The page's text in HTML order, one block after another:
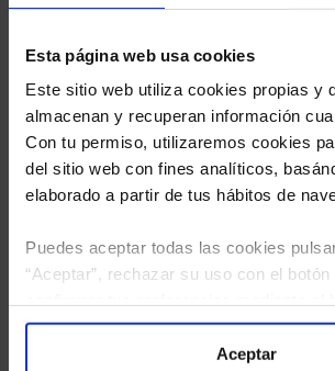
Esta página web usa cookies
Este sitio web utiliza cookies propias y
almacenan y recuperan información
Con tu permiso, utilizaremos cookies
del sitio web con fines analíticos,
elaborado a partir de tus hábitos de
Puedes aceptar todas las cookies
“Aceptar”, rechazar su uso con el botón
“Configuración”. Consulta nuestra
para más información.
Aceptar
He leídola política de privacidady
tratamiento de mis datos personales.